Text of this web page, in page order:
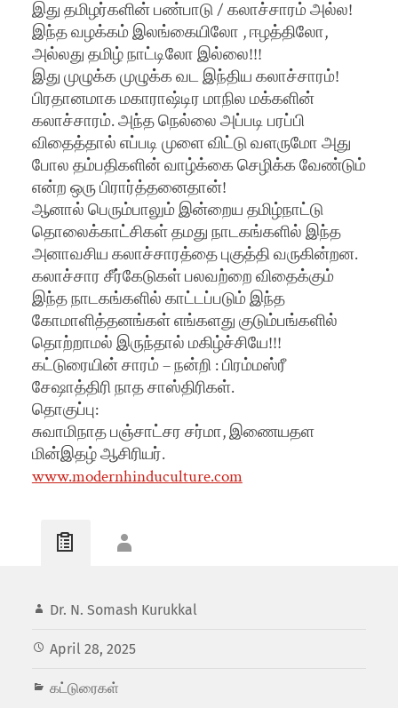
இது தமிழர்களின் பண்பாடு / கலாச்சாரம் அல்ல!
இந்த வழக்கம் இலங்கையிலோ , ஈழத்திலோ,
அல்லது தமிழ் நாட்டிலோ இல்லை!!!
இது முழுக்க முழுக்க வட இந்திய கலாச்சாரம்!
பிரதானமாக மகாராஷ்டிர மாநில மக்களின்
கலாச்சாரம். அந்த நெல்லை அப்படி பரப்பி
விதைத்தால் எப்படி முளை விட்டு வளருமோ அது
போல தம்பதிகளின் வாழ்க்கை செழிக்க வேண்டும்
என்ற ஒரு பிரார்த்தனைதான்!
ஆனால் பெரும்பாலும் இன்றைய தமிழ்நாட்டு
தொலைக்காட்சிகள் தமது நாடகங்களில் இந்த
அனாவசிய கலாச்சாரத்தை புகுத்தி வருகின்றன.
கலாச்சார சீர்கேடுகள் பலவற்றை விதைக்கும்
இந்த நாடகங்களில் காட்டப்படும் இந்த
கோமாளித்தனங்கள் எங்களது குடும்பங்களில்
தொற்றாமல் இருந்தால் மகிழ்ச்சியே!!!
கட்டுரையின் சாரம் – நன்றி : பிரம்மஸ்ரீ
சேஷாத்திரி நாத சாஸ்திரிகள்.
தொகுப்பு:
சுவாமிநாத பஞ்சாட்சர சர்மா, இணையதள
மின்இதழ் ஆசிரியர்.
www.modernhinduculture.com
Dr. N. Somash Kurukkal
April 28, 2025
கட்டுரைகள்